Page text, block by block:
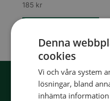
185 kr
Missa
Anmäl dig till vårt
läs om
Denna
cookies
Vi och våra system
lösningar, bland
inhämta